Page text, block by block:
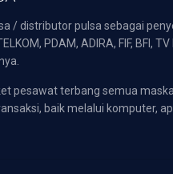
/ distributor pulsa sebagai
PDAM, ADIRA, FIF,
pesawat terbang semua
baik melalui komputer,